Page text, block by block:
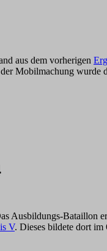
aus dem vorherigen
Mobilmachung wurde
Ausbildungs-Bataillon
V. Dieses bildete dort